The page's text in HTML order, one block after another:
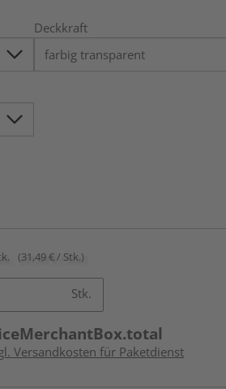
Deckkraft
(31,49 € / Stk.)
Stk.
Versandkosten für Paketdienst